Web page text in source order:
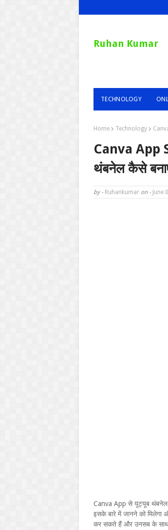
Ruhan Kumar
TECHNOLOGY
Home Technology
Canva App
थंबनेल कैसे
by - Ruhankumar on - June
Canva App से यूट्यूब थंबनेल
इसके बारे में जानने को मिलेगा
कर सकते हैं और उनसब के साथ